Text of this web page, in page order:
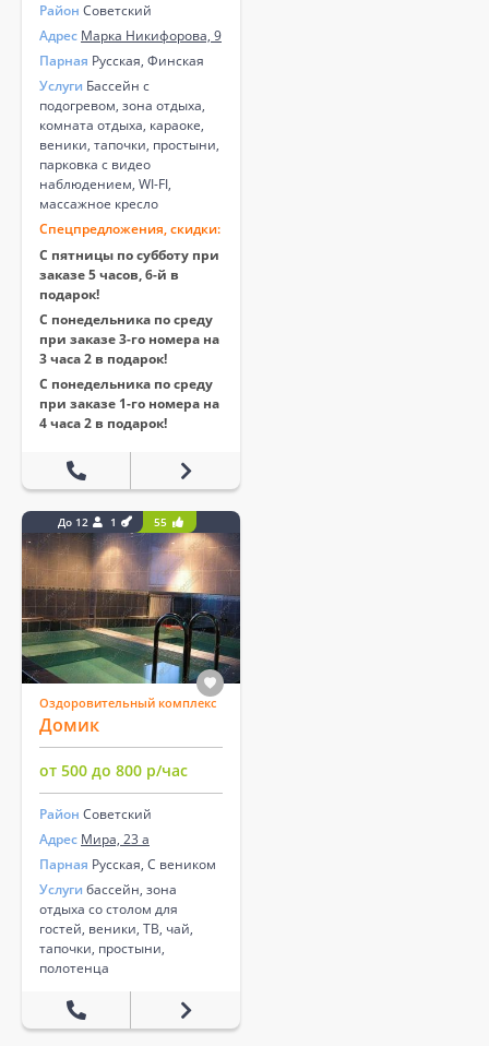
Район Советский
Адрес Марка Никифорова, 9
Парная Русская, Финская
Услуги Бассейн с
подогревом, зона отдыха,
комната отдыха, караоке,
веники, тапочки, простыни,
парковка с видео
наблюдением, WI-FI,
массажное кресло
Спецпредложения, скидки:
С пятницы по субботу при
заказе 5 часов, 6-й в
подарок!
С понедельника по среду
при заказе 3-го номера на
3 часа 2 в подарок!
С понедельника по среду
при заказе 1-го номера на
4 часа 2 в подарок!
До 12 1 55
Оздоровительный комплекс
Домик
от 500 до 800 р/час
Район Советский
Адрес Мира, 23 а
Парная Русская, С веником
Услуги бассейн, зона
отдыха со столом для
гостей, веники, ТВ, чай,
тапочки, простыни,
полотенца